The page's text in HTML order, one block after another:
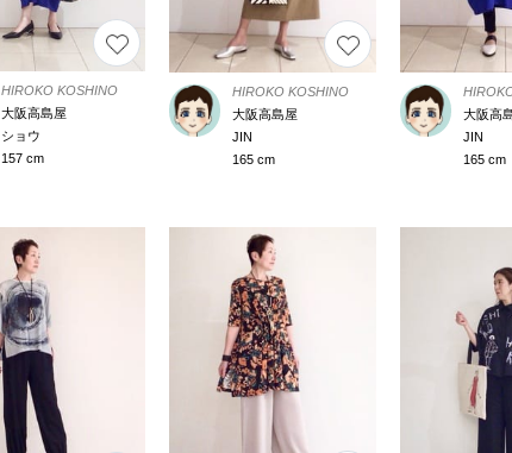
HIROKO KOSHINO
大阪高島屋
ショウ
157 cm
HIROKO KOSHINO
大阪高島屋
JIN
165 cm
大阪高
JIN
165 cm